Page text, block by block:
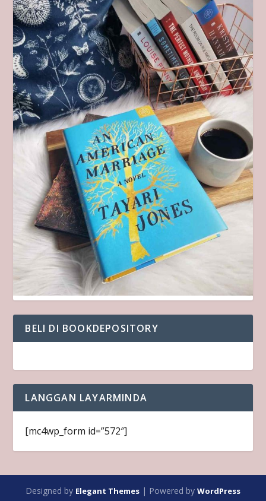
BELI DI BOOKDEPOSITORY
LANGGAN LAYARMINDA
[mc4wp_form id=”572″]
Designed by Elegant Themes | Powered by WordPress